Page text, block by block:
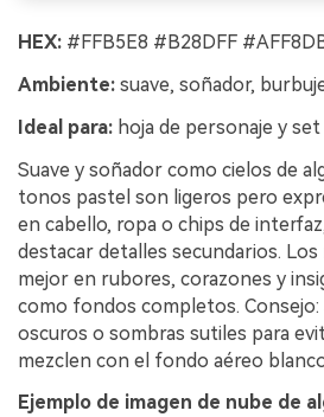
HEX: #FFB5E8 #B28DFF
Ambiente: suave, soñador,
Ideal para: hoja de personaje y
Suave y soñador como cielos de
tonos pastel son ligeros pero
en cabello, ropa o chips de
destacar detalles secundarios.
mejor en rubores, corazones y
como fondos completos. Consejo:
oscuros o sombras sutiles para
mezclen con el fondo aéreo
Ejemplo de imagen de nube de